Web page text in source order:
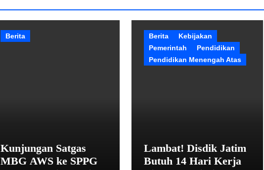
Berita
Kunjungan Satgas
MBG AWS ke SPPG
Berita
Kebijakan
Pemerintah
Pendidikan
Pendidikan Menengah Atas
Lambat! Disdik Jatim
Butuh 14 Hari Kerja